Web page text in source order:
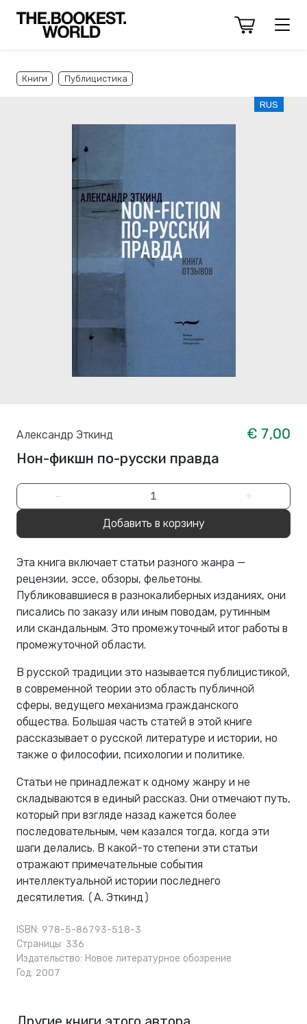
Книги Публицистика
RUS
Александр Эткинд
€ 7,00
Нон-фикшн по-русски правда
− +
Добавить в корзину
Эта книга включает статьи разного жанра —
рецензии, эссе, обзоры, фельетоны.
Публиковавшиеся в разнокалиберных изданиях, они
писались по заказу или иным поводам, рутинным
или скандальным. Это промежуточный итог работы в
промежуточной области.
В русской традиции это называется публицистикой,
в современной теории это область публичной
сферы, ведущего механизма гражданского
общества. Большая часть статей в этой книге
рассказывает о русской литературе и истории, но
также о философии, психологии и политике.
Статьи не принадлежат к одному жанру и не
складываются в единый рассказ. Они отмечают путь,
который при взгляде назад кажется более
последовательным, чем казался тогда, когда эти
шаги делались. В какой-то степени эти статьи
отражают примечательные события
интеллектуальной истории последнего
десятилетия. (А. Эткинд)
ISBN: 978-5-86793-518-3
Страницы: 336
Издательство: Новое литературное обозрение
Год: 2007